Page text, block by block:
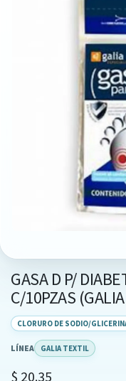
GASA D P/
C/10PZAS
CLORURO DE SODIO/
LÍNEA GALIA TEXTIL
$ 20.35